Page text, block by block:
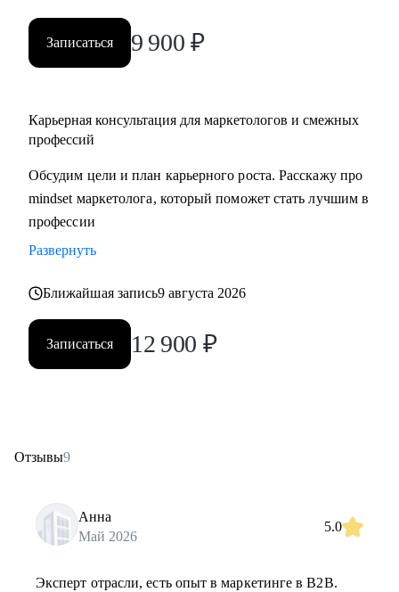
Записаться 9 900 ₽
Карьерная консультация для маркетологов и смежных
профессий
Обсудим цели и план карьерного роста. Расскажу про
mindset маркетолога, который поможет стать лучшим в
профессии
Развернуть
Ближайшая запись9 августа 2026
Записаться 12 900 ₽
Отзывы9
Анна
Май 2026
5.0
Эксперт отрасли, есть опыт в маркетинге в B2B.